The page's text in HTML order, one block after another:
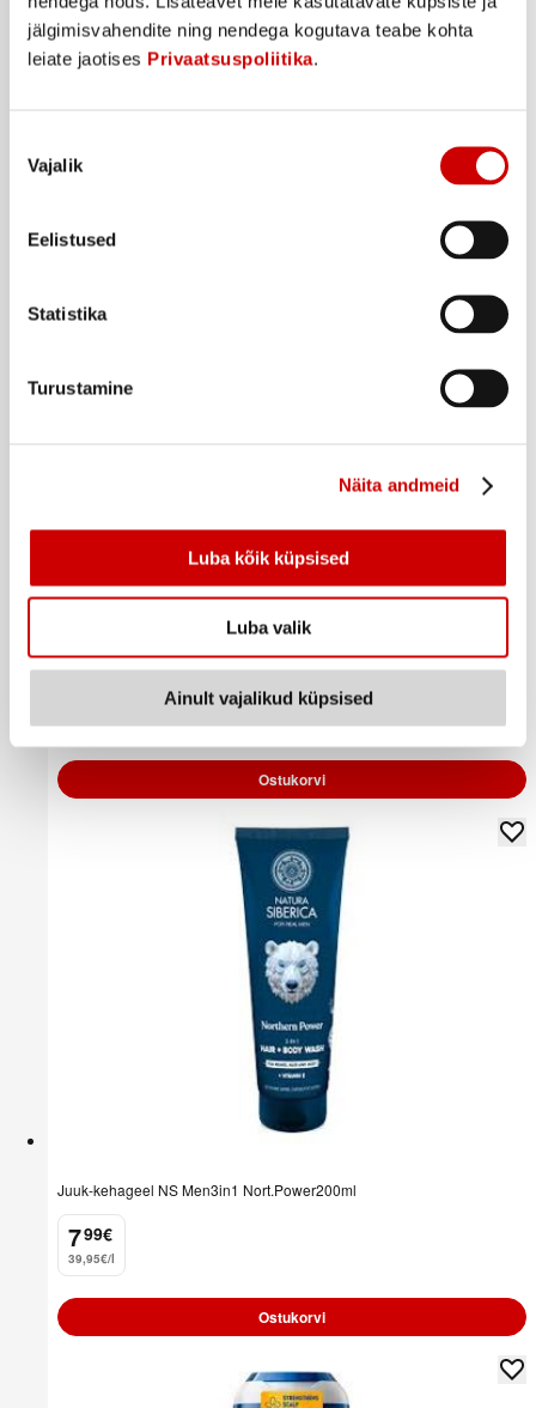
jälgimisvahendite ning nendega kogutava teabe kohta
leiate jaotises Privaatsuspoliitika.
valik
Vajalik
Eelistused
Statistika
Turustamine
Näita andmeid
Luba kõik küpsised
Luba valik
Ainult vajalikud küpsised
8
.
Šampoon LILIEN Charcoal&CaffeineMen350ml
Ostukorvi
Juuk-kehageel NS Men3in1 Nort.Power200ml
7
. 99€
39,95€/l
Ostukorvi